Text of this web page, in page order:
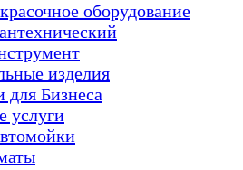
оборудование
изделия
для Бизнеса
услуги